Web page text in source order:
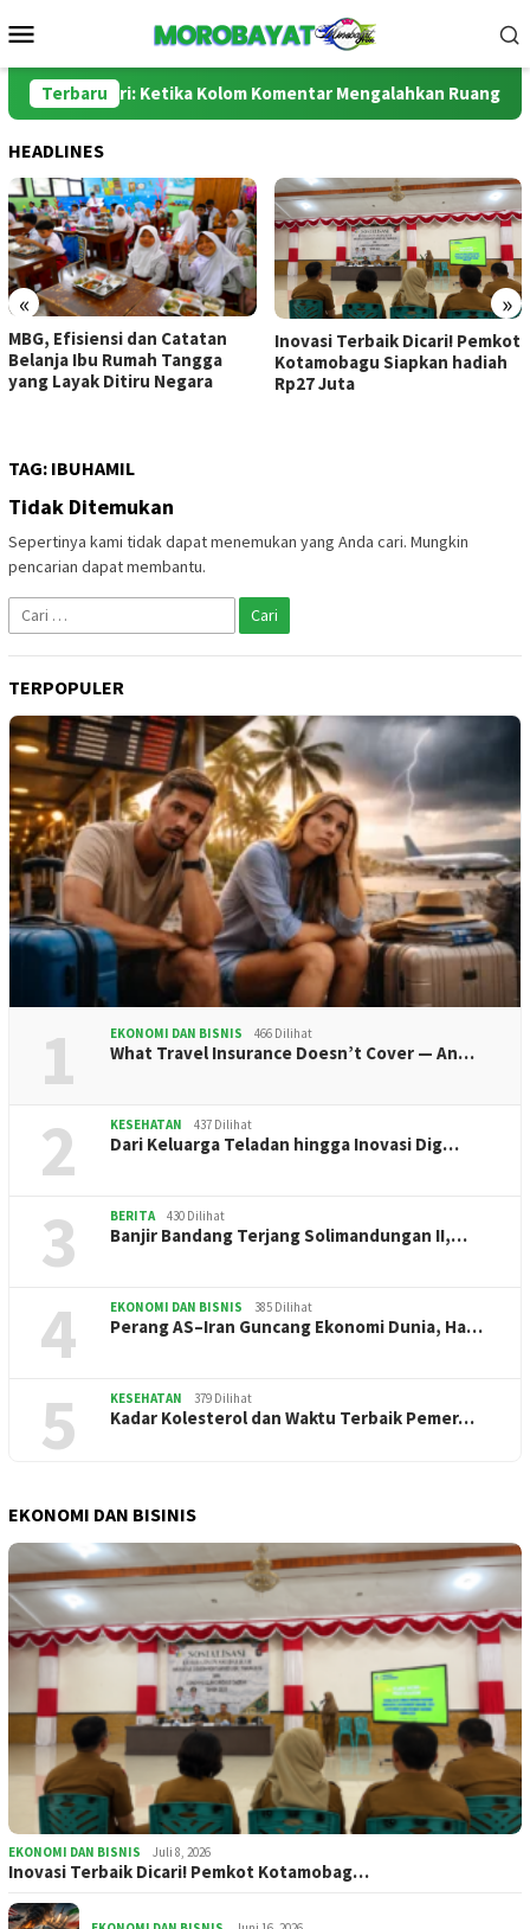
ke
Mobile
Terbaru
dan Polri: Ketika Kolom Komentar Mengalahkan Ruang Sidang
HEADLINES
« »
MBG, Efisiensi dan Catatan
Belanja Ibu Rumah Tangga
yang Layak Ditiru Negara
Inovasi Terbaik Dicari! Pemkot
Kotamobagu Siapkan hadiah
Rp27 Juta
TAG: IBUHAMIL
Tidak Ditemukan
Sepertinya kami tidak dapat menemukan yang Anda cari. Mungkin
pencarian dapat membantu.
Cari
untuk:
TERPOPULER
1 EKONOMI DAN BISNIS 466 Dilihat
What Travel Insurance Doesn’t Cover — An…
2 KESEHATAN 437 Dilihat
Dari Keluarga Teladan hingga Inovasi Dig…
3 BERITA 430 Dilihat
Banjir Bandang Terjang Solimandungan II,…
4 EKONOMI DAN BISNIS 385 Dilihat
Perang AS–Iran Guncang Ekonomi Dunia, Ha…
5 KESEHATAN 379 Dilihat
Kadar Kolesterol dan Waktu Terbaik Pemer…
EKONOMI DAN BISINIS
EKONOMI DAN BISNIS Juli 8, 2026
Inovasi Terbaik Dicari! Pemkot Kotamobag…